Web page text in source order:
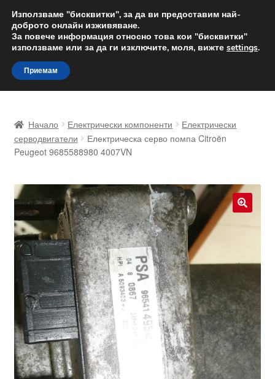
ДОСТАВКА от 12 лв.
Доставка по целия свят
Skip
to
navigation
Skip
to
content
Доставка по целия свят
За нас
Количка
Контакт
Моята сметка
Плащанията
Политика за поверителност
Начало Електрически компоненти
Електрически
серводвигатели
Електрическа серво помпа Citroën
Peugeot 9685588980 4007VN
Използваме "бисквитки", за да ви предоставим най-
доброто онлайн изживяване.
За повече информация относно това кои "бисквитки"
използваме или за да ги изключите, моля, вижте settings.
Приемам